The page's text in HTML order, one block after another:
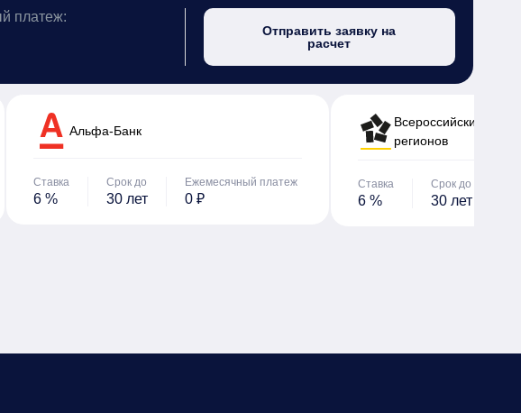
платеж:
Отправить заявку на
расчет
Альфа-Банк
Ставка
6 %
Срок до
30 лет
Ежемесячный платеж
0 ₽
Всероссийский банк
регионов
Ставка
6 %
Срок до
30 лет